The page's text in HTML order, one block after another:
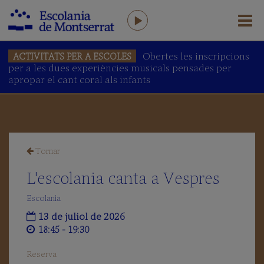
L'ESCOLANIA
Salutació
Equip
AFA
Antics
Escolans
Amics
l’Escolania
ACTIVITATS PER A ESCOLES
Obertes les inscripcions
per a les dues experiències musicals pensades per
apropar el cant coral als infants
Tornar
L'escolania canta a Vespres
Escolania
13 de juliol de 2026
18:45 - 19:30
Reserva